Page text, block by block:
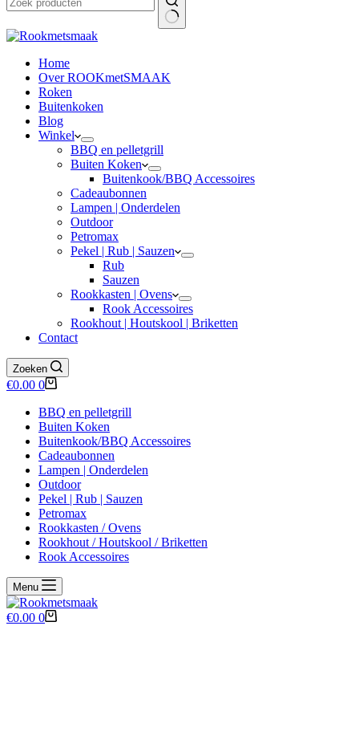
Home
Over ROOKmetSMAAK
Roken
Buitenkoken
Blog
Winkel
BBQ en pelletgrill
Buiten Koken
Buitenkook/BBQ Accessoires
Cadeaubonnen
Lampen | Onderdelen
Outdoor
Petromax
Pekel | Rub | Sauzen
Rub
Sauzen
Rookkasten | Ovens
Rook Accessoires
Rookhout | Houtskool | Briketten
Contact
Zoeken
Winkelwagen
€0.00 0
BBQ en pelletgrill
Buiten Koken
Buitenkook/BBQ Accessoires
Cadeaubonnen
Lampen | Onderdelen
Outdoor
Pekel | Rub | Sauzen
Petromax
Rookkasten / Ovens
Rookhout / Houtskool / Briketten
Rook Accessoires
Menu
Winkelwagen
€0.00 0